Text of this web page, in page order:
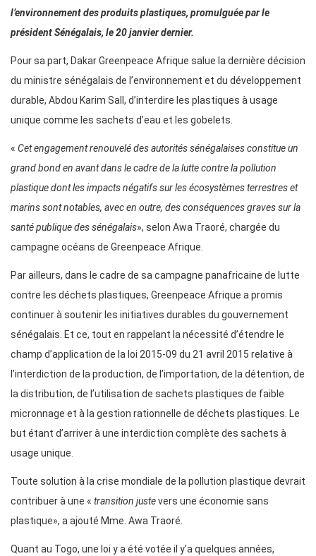
l’environnement des produits plastiques, promulguée par le
président Sénégalais, le 20 janvier dernier.
Pour sa part, Dakar Greenpeace Afrique salue la dernière décision
du ministre sénégalais de l’environnement et du développement
durable, Abdou Karim Sall, d’interdire les plastiques à usage
unique comme les sachets d’eau et les gobelets.
« Cet engagement renouvelé des autorités sénégalaises constitue un
grand bond en avant dans le cadre de la lutte contre la pollution
plastique dont les impacts négatifs sur les écosystèmes terrestres et
marins sont notables, avec en outre, des conséquences graves sur la
santé publique des sénégalais», selon Awa Traoré, chargée du
campagne océans de Greenpeace Afrique.
Par ailleurs, dans le cadre de sa campagne panafricaine de lutte
contre les déchets plastiques, Greenpeace Afrique a promis
continuer à soutenir les initiatives durables du gouvernement
sénégalais. Et ce, tout en rappelant la nécessité d’étendre le
champ d’application de la loi 2015-09 du 21 avril 2015 relative à
l’interdiction de la production, de l’importation, de la détention, de
la distribution, de l’utilisation de sachets plastiques de faible
micronnage et à la gestion rationnelle de déchets plastiques. Le
but étant d’arriver à une interdiction complète des sachets à
usage unique.
Toute solution à la crise mondiale de la pollution plastique devrait
contribuer à une « transition justevers une économie sans
plastique», a ajouté Mme. Awa Traoré.
Quant au Togo, une loi y a été votée il y’a quelques années,